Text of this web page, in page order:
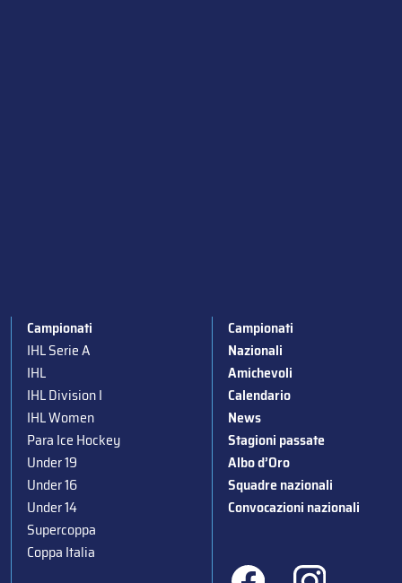
Campionati
IHL Serie A
IHL
IHL Division I
IHL Women
Para Ice Hockey
Under 19
Under 16
Under 14
Supercoppa
Coppa Italia
Campionati
Nazionali
Amichevoli
Calendario
News
Stagioni passate
Albo d’Oro
Squadre nazionali
Convocazioni nazionali